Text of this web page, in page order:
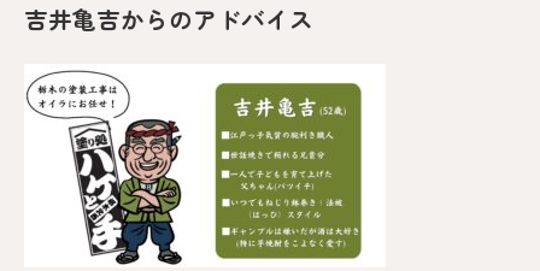
吉井亀吉からのアドバイス